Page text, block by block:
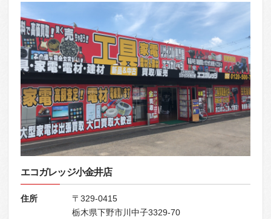
エコガレッジ小金井店
住所
〒329-0415
栃木県下野市川中子3329-70